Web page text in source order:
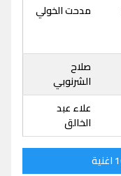
مدحت الخولي
صلاح
الشرنوبي
علاء عبد
الخالق